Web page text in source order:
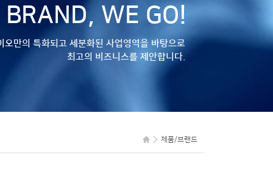
WE GO!
오만의 특화되고 세분화된 사업영역을 바탕으로
최고의 비즈니스를 제안합니다.
제품/브랜드